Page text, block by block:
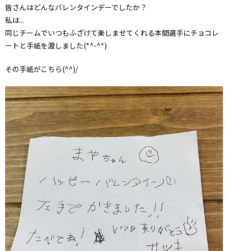
皆さんはどんなバレンタインデーでしたか？
私は...
同じチームでいつもふざけて楽しませてくれる本間選手にチョコレ
ートと手紙を渡しました(*^-^*)
その手紙がこちら(^^)/